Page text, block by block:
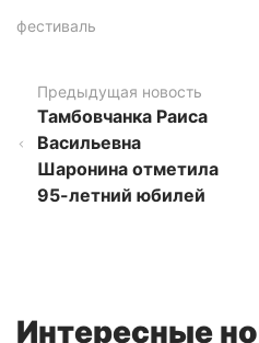
фестиваль
Предыдущая новость
Тамбовчанка Раиса
Васильевна
Шаронина отметила
95-летний юбилей
Интересные